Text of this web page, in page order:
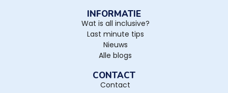
INFORMATIE
Wat is all inclusive?
Last minute tips
Nieuws
Alle blogs
CONTACT
Contact